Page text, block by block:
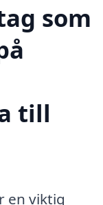
som
till
en viktig